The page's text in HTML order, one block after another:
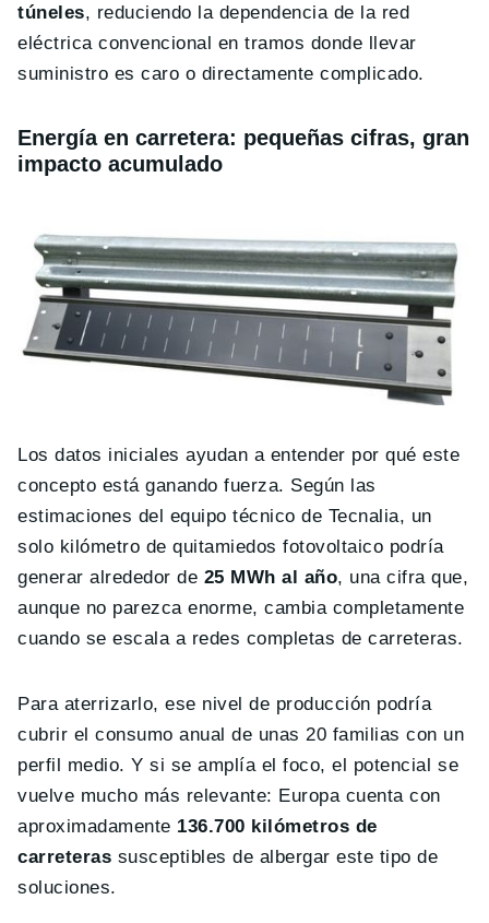
túneles, reduciendo la dependencia de la red
eléctrica convencional en tramos donde llevar
suministro es caro o directamente complicado.
Energía en carretera: pequeñas cifras, gran
impacto acumulado
Los datos iniciales ayudan a entender por qué este
concepto está ganando fuerza. Según las
estimaciones del equipo técnico de Tecnalia, un
solo kilómetro de quitamiedos fotovoltaico podría
generar alrededor de 25 MWh al año, una cifra que,
aunque no parezca enorme, cambia completamente
cuando se escala a redes completas de carreteras.
Para aterrizarlo, ese nivel de producción podría
cubrir el consumo anual de unas 20 familias con un
perfil medio. Y si se amplía el foco, el potencial se
vuelve mucho más relevante: Europa cuenta con
aproximadamente 136.700 kilómetros de
carreteras susceptibles de albergar este tipo de
soluciones.